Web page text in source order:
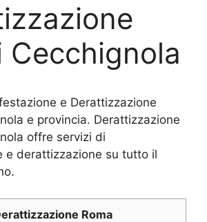
Cecchignola
e Derattizzazione
e provincia. Derattizzazione
offre servizi di
e derattizzazione su tutto il
Roma